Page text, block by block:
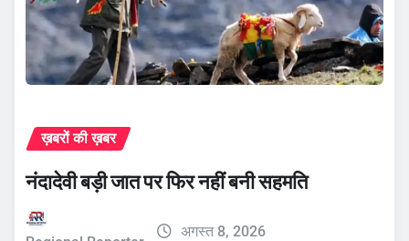
ख़बरों की ख़बर
नंदादेवी बड़ी जात पर फिर नहीं बनी सहमति
अगस्त 8, 2026